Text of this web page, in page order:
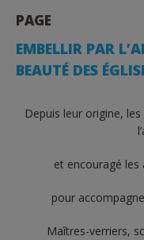
PAGE
EMBELLIR PAR
BEAUTÉ DES
Depuis leur origine,
et encouragé les
pour
Maîtres-verriers,